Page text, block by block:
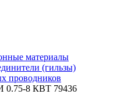
материалы
(гильзы)
проводников
8 КВТ 79436